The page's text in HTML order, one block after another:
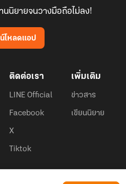
นิยายจนวางมือถือไม่ลง!
โหลดแอป
ติดต่อเรา
LINE Official
Facebook
X
Tiktok
เพิ่มเติม
ข่าวสาร
เขียนนิยาย